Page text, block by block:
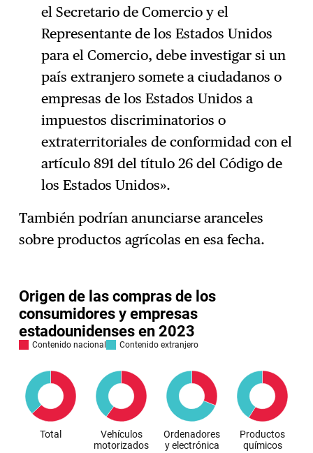
el Secretario de Comercio y el
Representante de los Estados Unidos
para el Comercio, debe investigar si un
país extranjero somete a ciudadanos o
empresas de los Estados Unidos a
impuestos discriminatorios o
extraterritoriales de conformidad con el
artículo 891 del título 26 del Código de
los Estados Unidos».
También podrían anunciarse aranceles
sobre productos agrícolas en esa fecha.